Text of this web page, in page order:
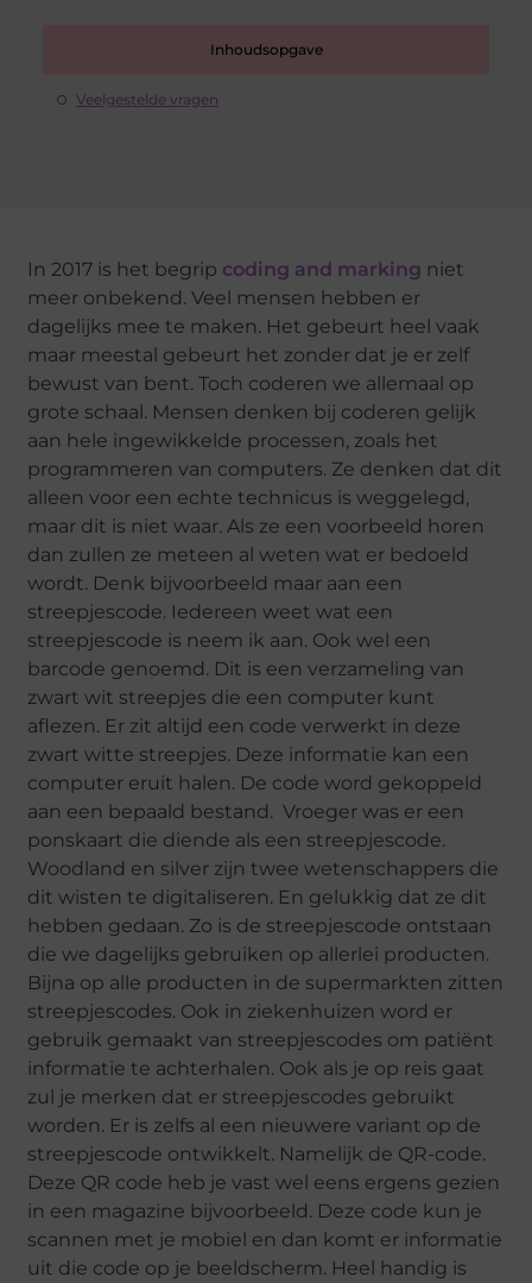
Inhoudsopgave
Veelgestelde vragen
In 2017 is het begrip coding and marking niet
meer onbekend. Veel mensen hebben er
dagelijks mee te maken. Het gebeurt heel vaak
maar meestal gebeurt het zonder dat je er zelf
bewust van bent. Toch coderen we allemaal op
grote schaal. Mensen denken bij coderen gelijk
aan hele ingewikkelde processen, zoals het
programmeren van computers. Ze denken dat dit
alleen voor een echte technicus is weggelegd,
maar dit is niet waar. Als ze een voorbeeld horen
dan zullen ze meteen al weten wat er bedoeld
wordt. Denk bijvoorbeeld maar aan een
streepjescode. Iedereen weet wat een
streepjescode is neem ik aan. Ook wel een
barcode genoemd. Dit is een verzameling van
zwart wit streepjes die een computer kunt
aflezen. Er zit altijd een code verwerkt in deze
zwart witte streepjes. Deze informatie kan een
computer eruit halen. De code word gekoppeld
aan een bepaald bestand. Vroeger was er een
ponskaart die diende als een streepjescode.
Woodland en silver zijn twee wetenschappers die
dit wisten te digitaliseren. En gelukkig dat ze dit
hebben gedaan. Zo is de streepjescode ontstaan
die we dagelijks gebruiken op allerlei producten.
Bijna op alle producten in de supermarkten zitten
streepjescodes. Ook in ziekenhuizen word er
gebruik gemaakt van streepjescodes om patiënt
informatie te achterhalen. Ook als je op reis gaat
zul je merken dat er streepjescodes gebruikt
worden. Er is zelfs al een nieuwere variant op de
streepjescode ontwikkelt. Namelijk de QR-code.
Deze QR code heb je vast wel eens ergens gezien
in een magazine bijvoorbeeld. Deze code kun je
scannen met je mobiel en dan komt er informatie
uit die code op je beeldscherm. Heel handig is